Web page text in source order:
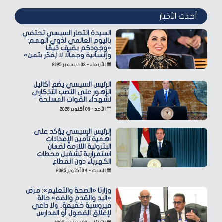
أحدث الأخبار
السيدة انتصار السيسي تحتفي
باليوم العالمي لذوي الهمم:
«وجودكم يضيف قيمًا
وإنسانية وجمالًا لا يُقدّر بثمن»
الأربعاء - ٠٣ ديسمبر ٢٠٢٥
الرئيس السيسي يضع أكاليل
الزهور على النصب التذكاري
لشهداء القوات المسلحة
الأحد - ٠٥ أكتوبر ٢٠٢٥
الرئيس السيسي يؤكد على
أهمية تأمين الإمدادات
البترولية اللازمة لضمان
استمرارية تشغيل محطات
الكهرباء دون انقطاع
السبت - ٠٤ أكتوبر ٢٠٢٥
وزارتا «الصحة والتعليم»: مرض
«اليد والقدم والفم» حالة
فيروسية خفيفة.. ولا داعي
لإغلاق الفصول أو المدارس